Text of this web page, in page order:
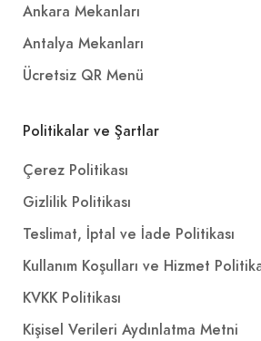
Ankara Mekanları
Antalya Mekanları
Ücretsiz QR Menü
Politikalar ve Şartlar
Çerez Politikası
Gizlilik Politikası
Teslimat, İptal ve İade Politikası
Kullanım Koşulları ve Hizmet
KVKK Politikası
Kişisel Verileri Aydınlatma Metni